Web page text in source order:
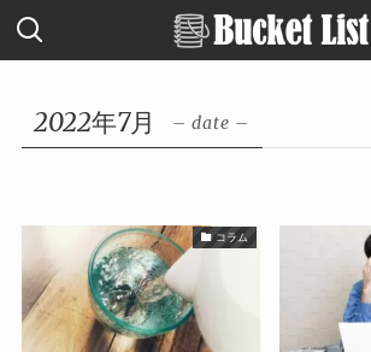
2022年7月 – date –
コラム